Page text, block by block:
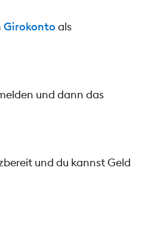
Girokonto als
und dann das
und du kannst Geld